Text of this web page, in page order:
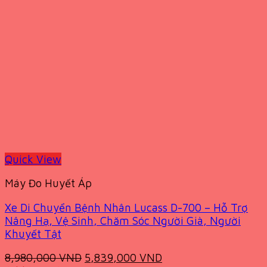
Quick View
Máy Đo Huyết Áp
Xe Di Chuyển Bệnh Nhân Lucass D-700 – Hỗ Trợ
Nâng Hạ, Vệ Sinh, Chăm Sóc Người Già, Người
Khuyết Tật
8,980,000VND Original
5,839,000 VND